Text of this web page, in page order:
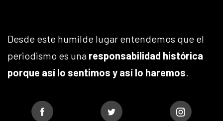
Desde este humilde lugar entendemos que el
periodismo es una responsabilidad histórica
porque así lo sentimos y así lo haremos.